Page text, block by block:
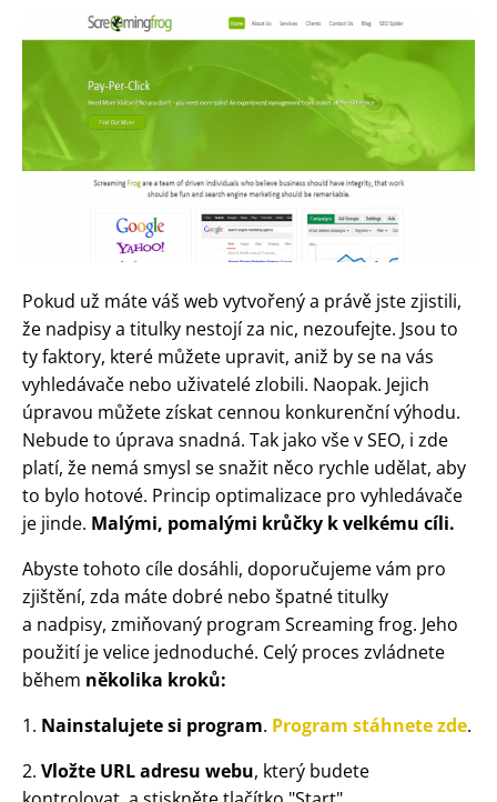
Pokud už máte váš web vytvořený a právě jste zjistili,
že nadpisy a titulky nestojí za nic, nezoufejte. Jsou to
ty faktory, které můžete upravit, aniž by se na vás
vyhledávače nebo uživatelé zlobili. Naopak. Jejich
úpravou můžete získat cennou konkurenční výhodu.
Nebude to úprava snadná. Tak jako vše v SEO, i zde
platí, že nemá smysl se snažit něco rychle udělat, aby
to bylo hotové. Princip optimalizace pro vyhledávače
je jinde. Malými, pomalými krůčky k velkému cíli.
Abyste tohoto cíle dosáhli, doporučujeme vám pro
zjištění, zda máte dobré nebo špatné titulky
a nadpisy, zmiňovaný program Screaming frog. Jeho
použití je velice jednoduché. Celý proces zvládnete
během několika kroků:
1. Nainstalujete si program. Program stáhnete zde.
2. Vložte URL adresu webu, který budete